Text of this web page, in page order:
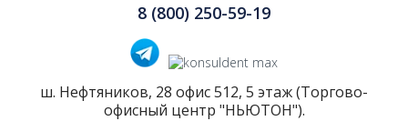
8 (800) 250-59-19
ш. Нефтяников, 28 офис 512, 5 этаж (Торгово-
офисный центр "НЬЮТОН").